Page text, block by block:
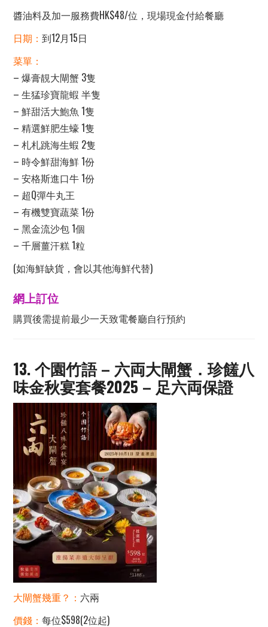
醬油料及加一服務費HK$48/位，現場現金付給餐廳
日期：到12月15日
菜單：
– 爆膏靚大閘蟹 3隻
– 生猛珍寶龍蝦 半隻
– 鮮甜活大鮑魚 1隻
– 精選鮮肥生蠔 1隻
– 札札跳海生蝦 2隻
– 時令鮮甜海鮮 1份
– 安格斯進口牛 1份
– 超Q彈牛丸王
– 有機雙寶蔬菜 1份
– 黑金流沙包 1個
– 千層薑汗糕 1粒
(如海鮮缺貨，會以其他海鮮代替)
網上訂位
購買後需提前最少一天致電餐廳自行預約
13. 个園竹語 – 六両大閘蟹．珍饈八
味金秋宴套餐2025 – ⾜六両保證
大閘蟹幾重？： 六兩
價錢：每位$598(2位起)